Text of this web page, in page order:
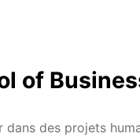
of
dans des projets